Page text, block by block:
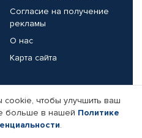
Согласие на получение
рекламы
О нас
Карта сайта
Реквизиты компании
чтобы улучшить ваш
больше в нашей Политике
.